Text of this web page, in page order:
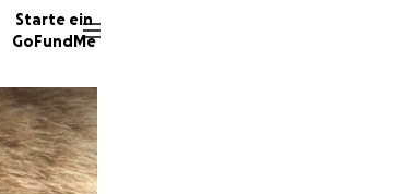
Starte ein
GoFundMe